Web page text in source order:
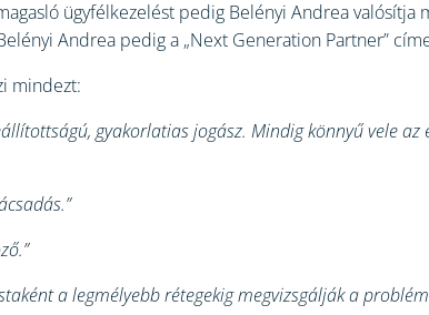
ügyfélkezelést pedig Belényi Andrea
Andrea pedig a „Next Generation Partner”
mindezt:
gyakorlatias jogász. Mindig könnyű vele
a legmélyebb rétegekig megvizsgálják a